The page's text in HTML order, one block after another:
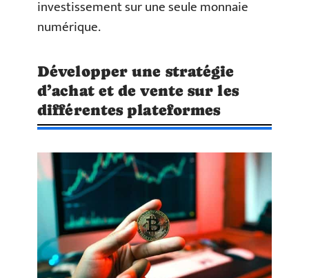
investissement sur une seule monnaie
numérique.
Développer une stratégie
d’achat et de vente sur les
différentes plateformes